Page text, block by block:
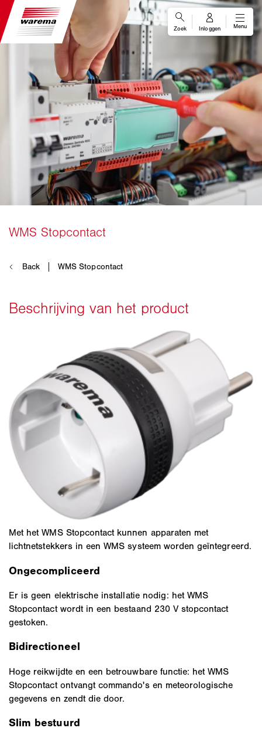
Met het WMS Stopcontact kunnen apparaten met
lichtnetstekkers in een WMS systeem worden geïntegreerd.
Ongecompliceerd
Er is geen elektrische installatie nodig: het WMS
Stopcontact wordt in een bestaand 230 V stopcontact
gestoken.
Bidirectioneel
Hoge reikwijdte en een betrouwbare functie: het WMS
Stopcontact ontvangt commando's en meteorologische
gegevens en zendt die door.
Slim bestuurd